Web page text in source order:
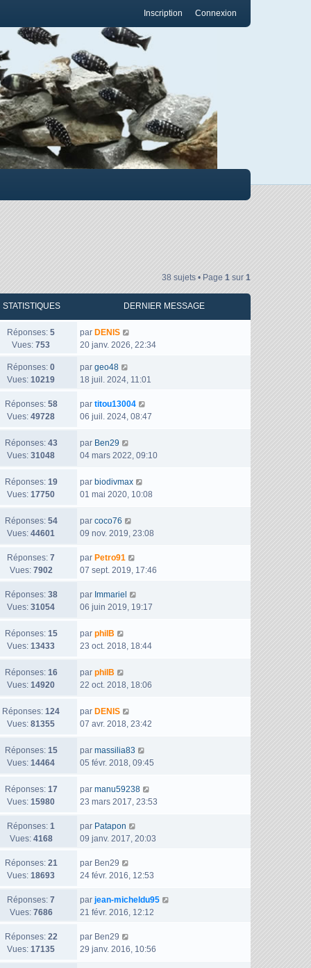
Connexion
Inscription
38 sujets • Page 1 sur 1
STATISTIQUES DERNIER MESSAGE
Réponses: 5
Vues: 753
D
e
n
i
r
m
s
s
g
e
par DENIS
20 janv. 2026, 22:34
Réponses: 0
Vues: 10219
D
e
n
i
r
m
s
s
g
e
par geo48
18 juil. 2024, 11:01
Réponses: 58
Vues: 49728
D
e
n
i
r
m
s
g
e
par titou13004
06 juil. 2024, 08:47
Réponses: 43
Vues: 31048
D
e
n
i
r
m
s
s
g
e
par Ben29
04 mars 2022, 09:10
Réponses: 19
Vues: 17750
D
e
n
i
r
m
s
s
g
e
par biodivmax
01 mai 2020, 10:08
Réponses: 54
Vues: 44601
D
e
n
i
r
m
s
s
g
e
par coco76
09 nov. 2019, 23:08
Réponses: 7
Vues: 7902
D
e
n
i
r
m
s
s
g
e
par Petro91
07 sept. 2019, 17:46
Réponses: 38
Vues: 31054
D
e
n
i
r
m
s
e
par Immariel
06 juin 2019, 19:17
Réponses: 15
Vues: 13433
D
e
n
i
r
m
s
e
par philB
23 oct. 2018, 18:44
Réponses: 16
Vues: 14920
D
e
n
i
r
m
s
g
e
par philB
22 oct. 2018, 18:06
Réponses: 124
Vues: 81355
D
e
n
i
r
m
s
s
g
e
par DENIS
07 avr. 2018, 23:42
Réponses: 15
Vues: 14464
D
e
n
i
r
m
s
s
g
e
par massilia83
05 févr. 2018, 09:45
Réponses: 17
Vues: 15980
D
e
n
i
r
m
s
s
g
e
par manu59238
23 mars 2017, 23:53
Réponses: 1
Vues: 4168
D
e
n
i
r
m
s
s
par Patapon
09 janv. 2017, 20:03
Réponses: 21
Vues: 18693
D
e
n
i
r
m
par Ben29
24 févr. 2016, 12:53
Réponses: 7
Vues: 7686
D
e
n
i
par jean-micheldu95
21 févr. 2016, 12:12
Réponses: 22
Vues: 17135
D
e
par Ben29
29 janv. 2016, 10:56